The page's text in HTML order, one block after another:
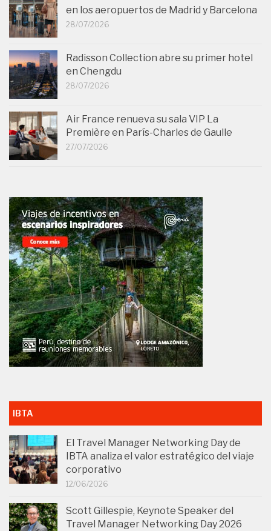
en los aeropuertos de Madrid y Barcelona
28/07/2026
Radisson Collection abre su primer hotel
en Chengdu
28/07/2026
Air France renueva su sala VIP La
Première en París-Charles de Gaulle
27/07/2026
IBTA
El Travel Manager Networking Day de
IBTA analiza el valor estratégico del viaje
corporativo
12/06/2026
Scott Gillespie, Keynote Speaker del
Travel Manager Networking Day 2026